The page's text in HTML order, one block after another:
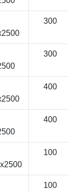
300
300
400
400
100
100